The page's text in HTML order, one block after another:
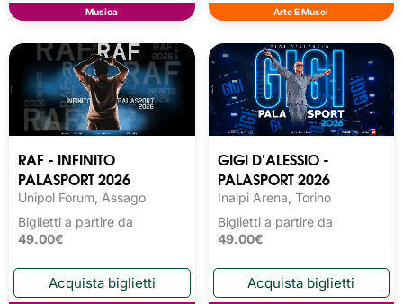
Musica Arte E Musei
RAF - INFINITO
PALASPORT 2026
Unipol Forum, Assago
Biglietti a partire da
49.00€
GIGI D'ALESSIO -
PALASPORT 2026
Inalpi Arena, Torino
Biglietti a partire da
49.00€